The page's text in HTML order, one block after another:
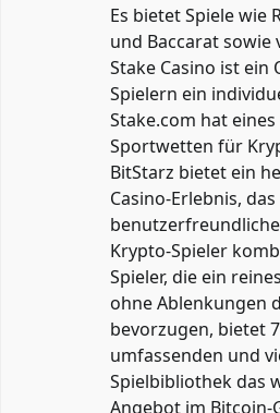
Es bietet Spiele wie
und Baccarat sowie
Stake Casino ist ein
Spielern ein
Stake.com hat
Sportwetten für
BitStarz bietet ein
Casino-Erlebnis,
Krypto-Spieler
Spieler, die ein
ohne Ablenkungen
bevorzugen, bietet
umfassenden und
Spielbibliothek das
Angebot im Bitcoin-